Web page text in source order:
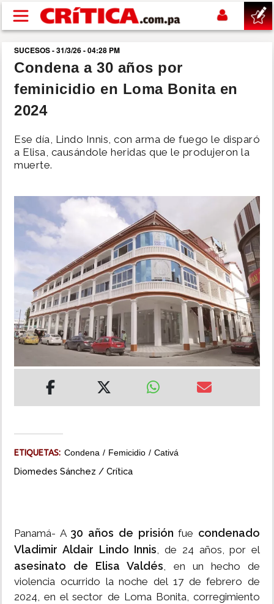
Pasar al contenido principal
buscar
SUCESOS
POLÍTICA
DEPORTES
INSÓLITAS
MULTIMEDIA
IMPRESO
SUCESOS - 31/3/26 - 04:28 PM
Condena a 30 años por
feminicidio en Loma Bonita en
2024
Ese día, Lindo Innis, con arma de fuego le disparó
a Elisa, causándole heridas que le produjeron la
muerte.
ETIQUETAS: Condena Femicidio Cativá
Diomedes Sánchez / Crítica
Panamá- A 30 años de prisión fue condenado
Vladimir Aldair Lindo Innis, de 24 años, por el
asesinato de Elisa Valdés, en un hecho de
violencia ocurrido la noche del 17 de febrero de
2024, en el sector de Loma Bonita, corregimiento